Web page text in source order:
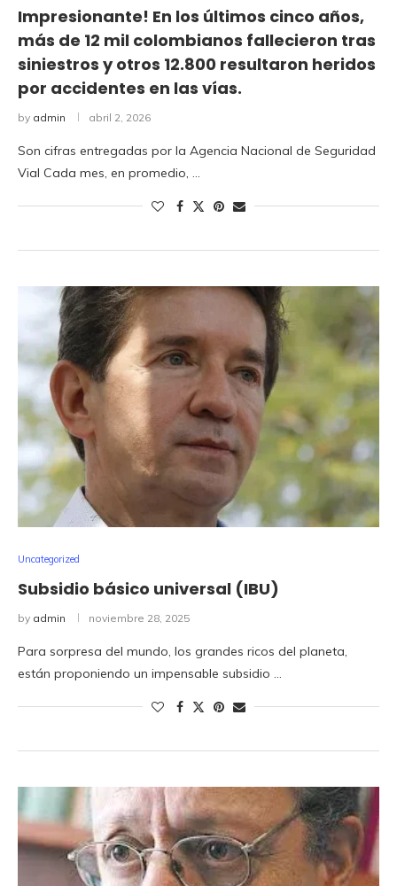
Impresionante! En los últimos cinco años,
más de 12 mil colombianos fallecieron tras
siniestros y otros 12.800 resultaron heridos
por accidentes en las vías.
by admin abril 2, 2026
Son cifras entregadas por la Agencia Nacional de Seguridad
Vial Cada mes, en promedio, …
Uncategorized
Subsidio básico universal (IBU)
by admin noviembre 28, 2025
Para sorpresa del mundo, los grandes ricos del planeta,
están proponiendo un impensable subsidio …